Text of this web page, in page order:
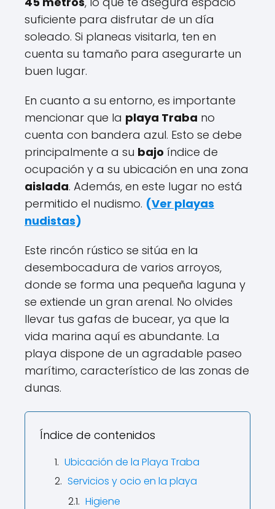
suficiente para disfrutar de un día
soleado. Si planeas visitarla, ten en
cuenta su tamaño para asegurarte un
buen lugar.
En cuanto a su entorno, es importante
mencionar que la playa Traba no
cuenta con bandera azul. Esto se debe
principalmente a su bajo índice de
ocupación y a su ubicación en una zona
aislada. Además, en este lugar no está
permitido el nudismo. (Ver playas
nudistas)
Este rincón rústico se sitúa en la
desembocadura de varios arroyos,
donde se forma una pequeña laguna y
se extiende un gran arenal. No olvides
llevar tus gafas de bucear, ya que la
vida marina aquí es abundante. La
playa dispone de un agradable paseo
marítimo, característico de las zonas de
dunas.
Índice de contenidos
Ubicación de la Playa Traba
Servicios y ocio en la playa
Higiene